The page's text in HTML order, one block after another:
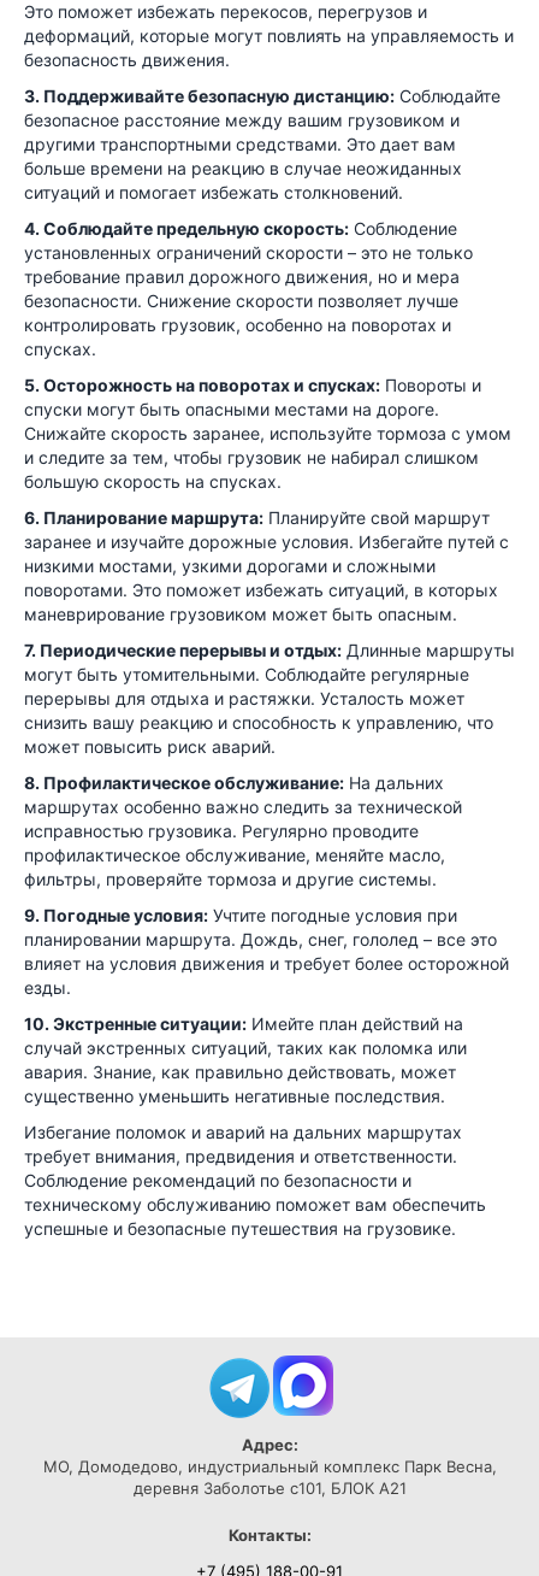
Это поможет избежать перекосов, перегрузов и
деформаций, которые могут повлиять на управляемость и
безопасность движения.
3. Поддерживайте безопасную дистанцию: Соблюдайте
безопасное расстояние между вашим грузовиком и
другими транспортными средствами. Это дает вам
больше времени на реакцию в случае неожиданных
ситуаций и помогает избежать столкновений.
4. Соблюдайте предельную скорость: Соблюдение
установленных ограничений скорости – это не только
требование правил дорожного движения, но и мера
безопасности. Снижение скорости позволяет лучше
контролировать грузовик, особенно на поворотах и
спусках.
5. Осторожность на поворотах и спусках: Повороты и
спуски могут быть опасными местами на дороге.
Снижайте скорость заранее, используйте тормоза с умом
и следите за тем, чтобы грузовик не набирал слишком
большую скорость на спусках.
6. Планирование маршрута: Планируйте свой маршрут
заранее и изучайте дорожные условия. Избегайте путей с
низкими мостами, узкими дорогами и сложными
поворотами. Это поможет избежать ситуаций, в которых
маневрирование грузовиком может быть опасным.
7. Периодические перерывы и отдых: Длинные маршруты
могут быть утомительными. Соблюдайте регулярные
перерывы для отдыха и растяжки. Усталость может
снизить вашу реакцию и способность к управлению, что
может повысить риск аварий.
8. Профилактическое обслуживание: На дальних
маршрутах особенно важно следить за технической
исправностью грузовика. Регулярно проводите
профилактическое обслуживание, меняйте масло,
фильтры, проверяйте тормоза и другие системы.
9. Погодные условия: Учтите погодные условия при
планировании маршрута. Дождь, снег, гололед – все это
влияет на условия движения и требует более осторожной
езды.
10. Экстренные ситуации: Имейте план действий на
случай экстренных ситуаций, таких как поломка или
авария. Знание, как правильно действовать, может
существенно уменьшить негативные последствия.
Избегание поломок и аварий на дальних маршрутах
требует внимания, предвидения и ответственности.
Соблюдение рекомендаций по безопасности и
техническому обслуживанию поможет вам обеспечить
успешные и безопасные путешествия на грузовике.
Адрес:
МО, Домодедово, индустриальный комплекс Парк Весна,
деревня Заболотье с101, БЛОК А21
Контакты:
+7 (495) 188-00-91